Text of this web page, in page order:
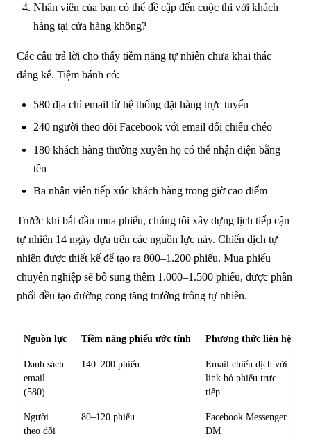
Nhân viên của bạn có thể đề cập đến cuộc thi với khách
hàng tại cửa hàng không?
Các câu trả lời cho thấy tiềm năng tự nhiên chưa khai thác
đáng kể. Tiệm bánh có:
580 địa chỉ email từ hệ thống đặt hàng trực tuyến
240 người theo dõi Facebook với email đối chiếu chéo
180 khách hàng thường xuyên họ có thể nhận diện bằng
tên
Ba nhân viên tiếp xúc khách hàng trong giờ cao điểm
Trước khi bắt đầu mua phiếu, chúng tôi xây dựng lịch tiếp cận
tự nhiên 14 ngày dựa trên các nguồn lực này. Chiến dịch tự
nhiên được thiết kế để tạo ra 800–1.200 phiếu. Mua phiếu
chuyên nghiệp sẽ bổ sung thêm 1.000–1.500 phiếu, được phân
phối đều tạo đường cong tăng trưởng trông tự nhiên.
Nguồn lực Tiềm năng phiếu ước tính Phương thức liên hệ
Danh sách
email
(580)
140–200 phiếu
Email chiến dịch với
link bỏ phiếu trực
tiếp
Người
theo dõi
80–120 phiếu
Facebook Messenger
DM